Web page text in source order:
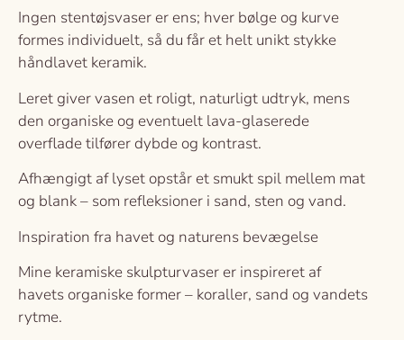
Ingen stentøjsvaser er ens; hver bølge og kurve
formes individuelt, så du får et helt unikt stykke
håndlavet keramik.
Leret giver vasen et roligt, naturligt udtryk, mens
den organiske og eventuelt lava-glaserede
overflade tilfører dybde og kontrast.
Afhængigt af lyset opstår et smukt spil mellem mat
og blank – som refleksioner i sand, sten og vand.
Inspiration fra havet og naturens bevægelse
Mine keramiske skulpturvaser er inspireret af
havets organiske former – koraller, sand og vandets
rytme.